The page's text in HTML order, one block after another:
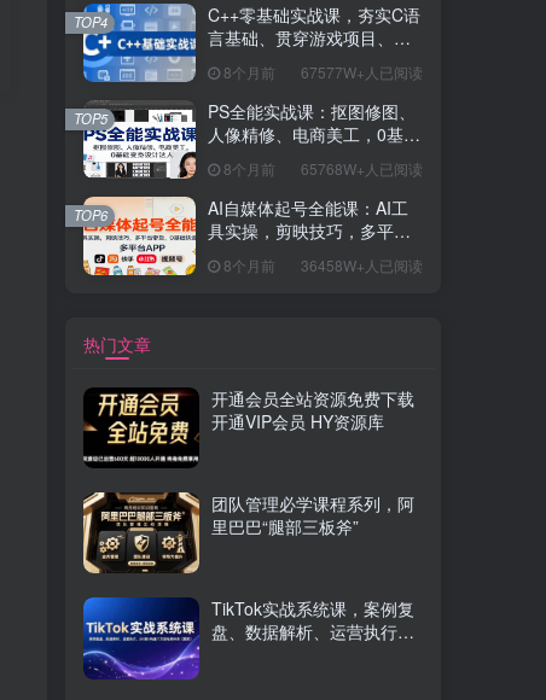
C++零基础实战课，夯实C语
言基础、贯穿游戏项目、掌
薪15K+岗位
8个月前 67577W+人已阅读
TOP4
PS全能实战课：抠图修图、
人像精修、电商美工，0基础
8个月前 65768W+人已阅读
TOP5
AI自媒体起号全能课：AI工
具实操，剪映技巧，多平台
8个月前 36458W+人已阅读
TOP6
热门文章
开通会员全站资源免费下载
开通VIP会员 HY资源库
团队管理必学课程系列，阿
里巴巴“腿部三板斧”
TikTok实战系统课，案例复
盘、数据解析、运营执行，